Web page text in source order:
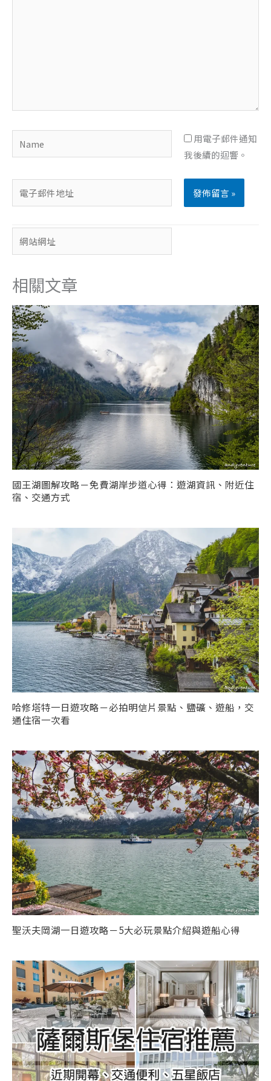
Name
子
地
站
址
用電子郵件通知
我後續的迴響。
相關文章
國王湖圖解攻略－免費湖岸步道心得：遊湖資訊、附近住
宿、交通方式
哈修塔特一日遊攻略－必拍明信片景點、鹽礦、遊船，交
通住宿一次看
聖沃夫岡湖一日遊攻略－5大必玩景點介紹與遊船心得